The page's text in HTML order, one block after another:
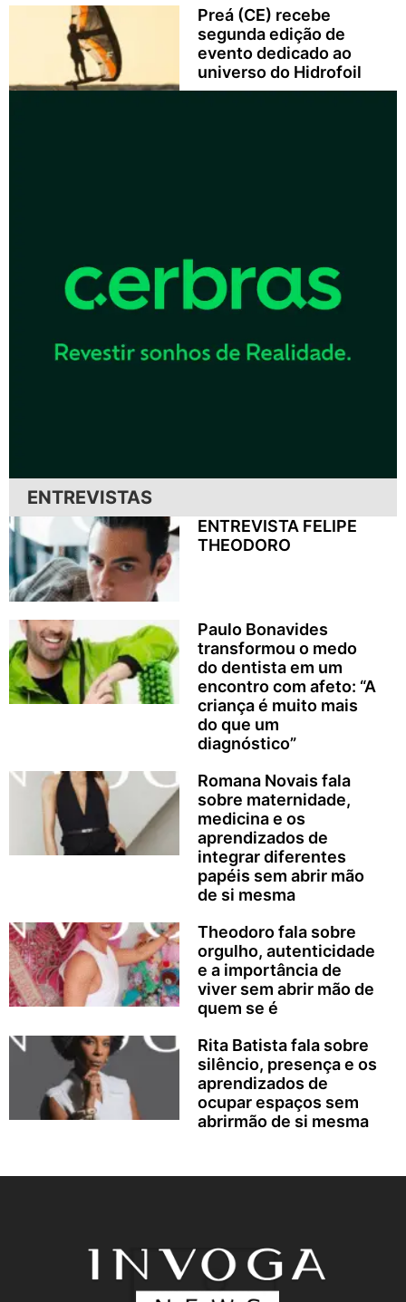
Preá (CE) recebe
segunda edição de
evento dedicado ao
universo do Hidrofoil
ENTREVISTAS
ENTREVISTA FELIPE
THEODORO
Paulo Bonavides
transformou o medo
do dentista em um
encontro com afeto: “A
criança é muito mais
do que um
diagnóstico”
Romana Novais fala
sobre maternidade,
medicina e os
aprendizados de
integrar diferentes
papéis sem abrir mão
de si mesma
Theodoro fala sobre
orgulho, autenticidade
e a importância de
viver sem abrir mão de
quem se é
Rita Batista fala sobre
silêncio, presença e os
aprendizados de
ocupar espaços sem
abrirmão de si mesma